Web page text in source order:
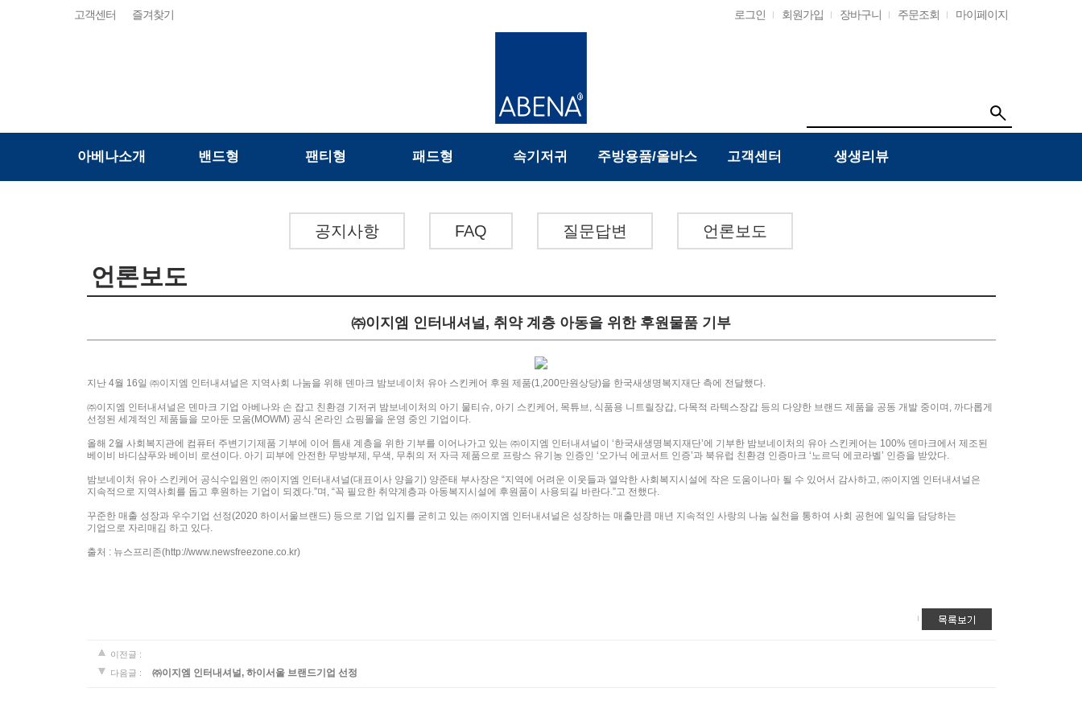
로그인 회원가입 장바구니 주문조회 마이페이지
고객센터 즐겨찾기
아베나소개 밴드형 팬티형 패드형 속기저귀 주방용품/올바스 고객센터 생생리뷰
공지사항 FAQ 질문답변 언론보도
언론보도
㈜이지엠 인터내셔널, 취약 계층 아동을 위한 후원물품 기부
지난 4월 16일 ㈜이지엠 인터내셔널은 지역사회 나눔을 위해 덴마크 밤보네이처 유아 스킨케어 후원 제품(1,200만원상당)을 한국새생명복지재단 측에 전달했다.
㈜이지엠 인터내셔널은 덴마크 기업 아베나와 손 잡고 친환경 기저귀 밤보네이처의 아기 물티슈, 아기 스킨케어, 목튜브, 식품용 니트릴장갑, 다목적 라텍스장갑 등의 다양한 브랜드 제품을 공동 개발 중이며, 까다롭게
선정된 세계적인 제품들을 모아둔 모움(MOWM) 공식 온라인 쇼핑몰을 운영 중인 기업이다.
올해 2월 사회복지관에 컴퓨터 주변기기제품 기부에 이어 틈새 계층을 위한 기부를 이어나가고 있는 ㈜이지엠 인터내셔널이 ‘한국새생명복지재단’에 기부한 밤보네이처의 유아 스킨케어는 100% 덴마크에서 제조된
베이비 바디샴푸와 베이비 로션이다. 아기 피부에 안전한 무방부제, 무색, 무취의 저 자극 제품으로 프랑스 유기농 인증인 ‘오가닉 에코서트 인증’과 북유럽 친환경 인증마크 ‘노르딕 에코라벨’ 인증을 받았다.
밤보네이처 유아 스킨케어 공식수입원인 ㈜이지엠 인터내셔널(대표이사 양을기) 양준태 부사장은 “지역에 어려운 이웃들과 열악한 사회복지시설에 작은 도움이나마 될 수 있어서 감사하고, ㈜이지엠 인터내셔널은
지속적으로 지역사회를 돕고 후원하는 기업이 되겠다.”며, “꼭 필요한 취약계층과 아동복지시설에 후원품이 사용되길 바란다.”고 전했다.
꾸준한 매출 성장과 우수기업 선정(2020 하이서울브랜드) 등으로 기업 입지를 굳히고 있는 ㈜이지엠 인터내셔널은 성장하는 매출만큼 매년 지속적인 사랑의 나눔 실천을 통하여 사회 공헌에 일익을 담당하는
기업으로 자리매김 하고 있다.
출처 : 뉴스프리존(http://www.newsfreezone.co.kr)
이전글 :
다음글 :
㈜이지엠 인터내셔널, 하이서울 브랜드기업 선정